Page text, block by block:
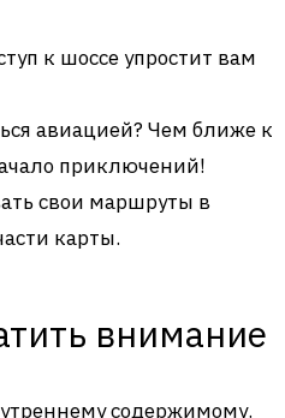
к шоссе упростит вам
авиацией? Чем ближе к
приключений!
свои маршруты в
карты.
внимание
содержимому.